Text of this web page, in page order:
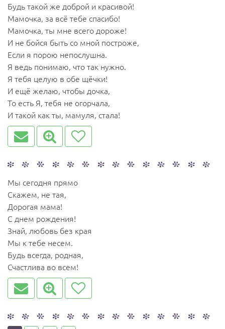
Будь такой же доброй и красивой!
Мамочка, за всё тебе спасибо!
Мамочка, ты мне всего дороже!
И не бойся быть со мной построже,
Если я порою непослушна.
Я ведь понимаю, что так нужно.
Я тебя целую в обе щёчки!
И ещё желаю, чтобы дочка,
То есть Я, тебя не огорчала,
И такой как ты, мамуля, стала!
Мы сегодня прямо
Скажем, не тая,
Дорогая мама!
С днем рождения!
Знай, любовь без края
Мы к тебе несем.
Будь всегда, родная,
Счастлива во всем!